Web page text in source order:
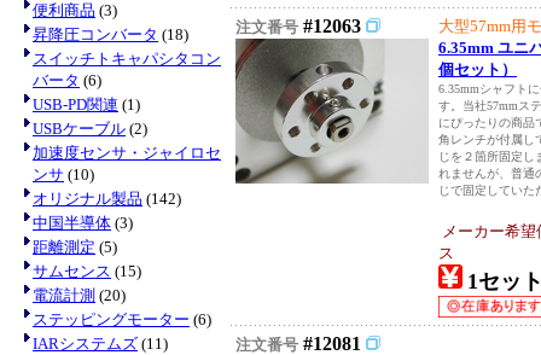
便利商品 (3)
昇降圧コンバータ (18)
スイッチトキャパシタコン
バータ (6)
USB-PD関連 (1)
USBケーブル (2)
加速度センサ・ジャイロセ
ンサ (10)
オリジナル製品 (142)
中国半導体 (3)
距離測定 (5)
サムセンス (15)
電流計測 (20)
ステッピングモーター (6)
IARシステムズ (11)
注文番号 #12063
大型57mm用
6.35mm ユニ
個セット）
6.35mmシャフト
す。当社57mmス
にぴったりの商品
角レンチが付属し
じを２箇所固定し
れませんが、普通
じで固定していた
メーカー希
ス
1セッ
注文番号 #12081